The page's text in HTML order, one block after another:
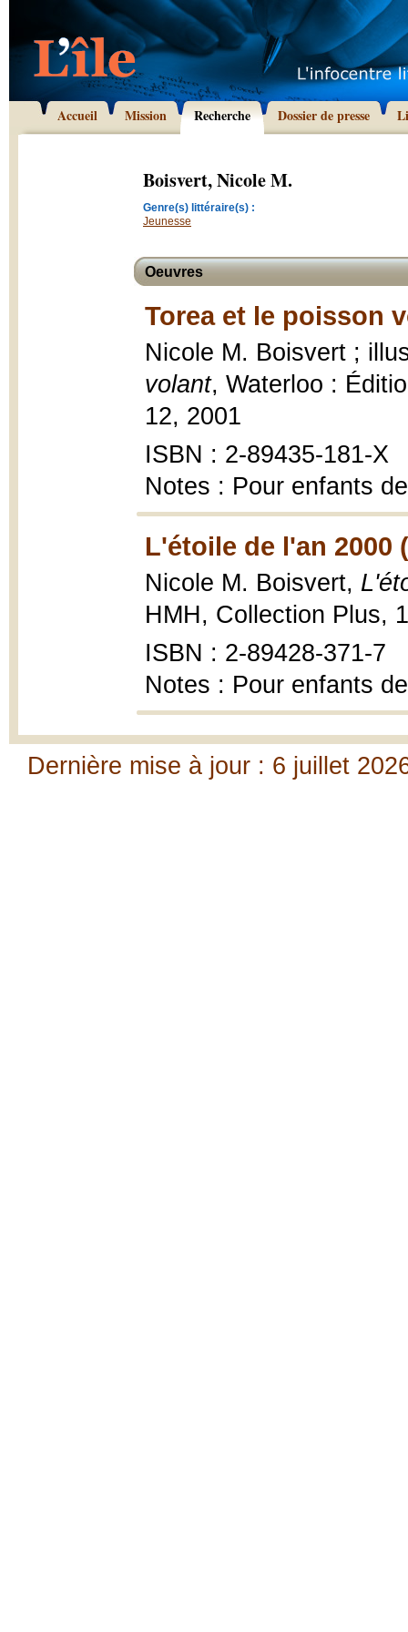
Accueil Mission Recherche Dossier de presse
Boisvert, Nicole M.
Genre(s) littéraire(s) :
Jeunesse
Oeuvres
Torea et le poisson
Nicole M. Boisvert ;
volant, Waterloo :
12, 2001
ISBN : 2-89435-181-X
Notes : Pour enfants
L'étoile de l'an 2000
Nicole M. Boisvert,
HMH, Collection Plus,
ISBN : 2-89428-371-7
Notes : Pour enfants
Dernière mise à jour : 6 juillet